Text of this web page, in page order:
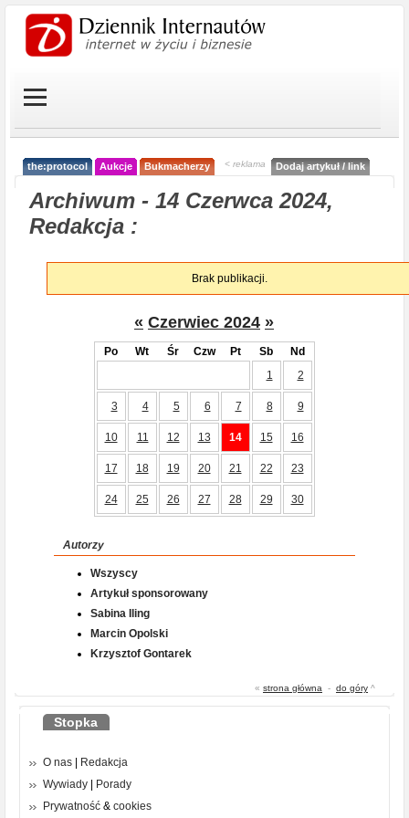
the:protocol Aukcje Bukmacherzy < reklama Dodaj artykuł / link
Archiwum - 14 Czerwca 2024,
Redakcja :
Brak publikacji.
« Czerwiec 2024 »
Po Wt Śr Czw Pt Sb
Nd
1
2
3 4 5 6 7 8 9
10 11 12 13 14 15 16
17 18 19 20 21 22 23
24 25 26 27 28 29 30
Autorzy
Wszyscy
Artykuł sponsorowany
Sabina Iling
Marcin Opolski
Krzysztof Gontarek
« strona główna - do góry ^
Stopka
O nas
Redakcja
Wywiady
Porady
Prywatność & cookies